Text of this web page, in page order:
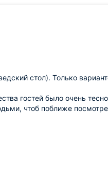
стол). Только
гостей было очень
чтоб поближе